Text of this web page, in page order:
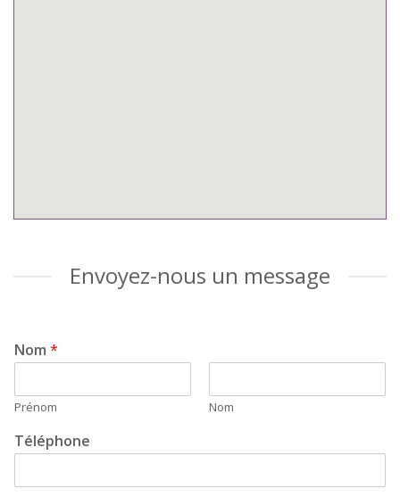
Envoyez-nous un message
Nom *
Prénom Nom
Téléphone